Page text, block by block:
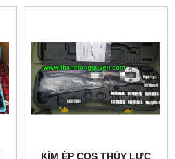
KÌM ÉP COS THỦY LỰC